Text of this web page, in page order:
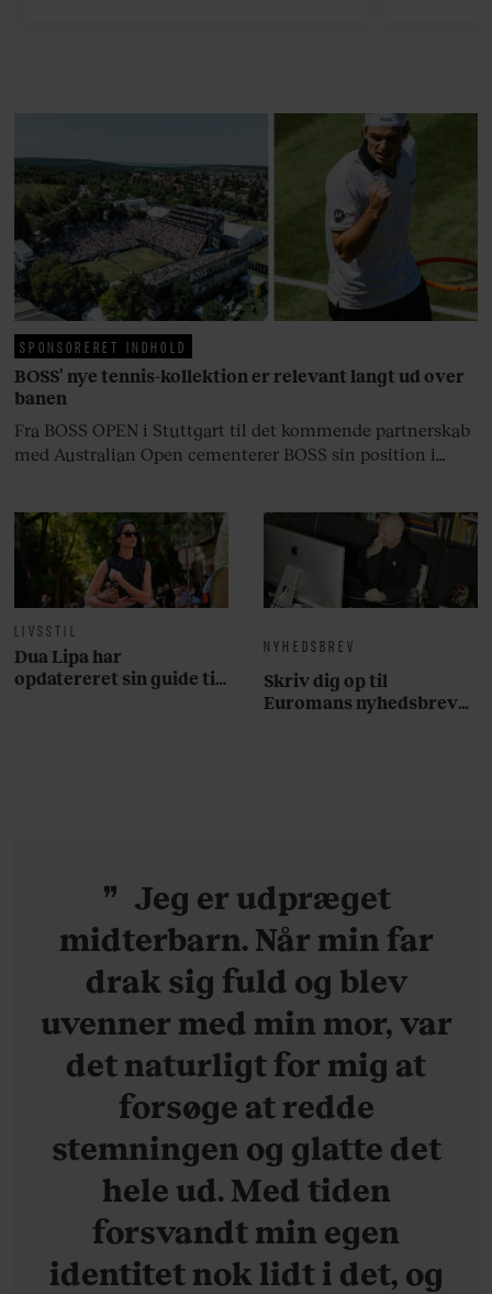
blevet voksen. Her indtager
fortællerens plads i et portræt om
arv, angst, familieliv, frygten for
at miste stemmen og den
livsglæde, han nægter at give slip
på.
LIVSSTIL
Dua Lipa har
opdatereret sin guide til
NYHEDSBREV
Skriv dig op til
Euromans nyhedsbrev
SPONSORERET INDHOLD
BOSS’ nye tennis-kollektion er relevant langt ud over
banen
Fra BOSS OPEN i Stuttgart til det kommende partnerskab
med Australian Open cementerer BOSS sin position i
Jeg er udpræget
midterbarn. Når min far
drak sig fuld og blev
uvenner med min mor, var
det naturligt for mig at
forsøge at redde
stemningen og glatte det
hele ud. Med tiden
forsvandt min egen
identitet nok lidt i det, og